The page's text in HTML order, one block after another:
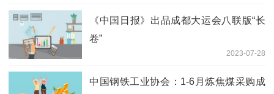
《中国日报》出品成都大运会八联版“长
卷”
2023-07-28
中国钢铁工业协会：1-6月炼焦煤采购成